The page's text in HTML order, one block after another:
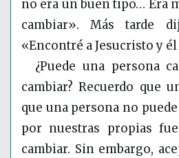
no era un buen tipo… Era
cambiar». Más tarde
«Encontré a Jesucristo y
¿Puede una persona
cambiar? Recuerdo que
que una persona no
por nuestras propias
cambiar. Sin embargo,